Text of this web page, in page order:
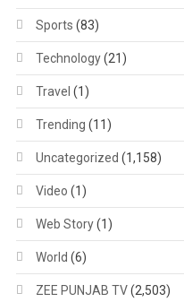
Sports (83)
Technology(21)
Travel (1)
Trending (11)
Uncategorized (1,158)
Video (1)
Web Story(1)
World (6)
ZEE PUNJAB TV(2,503)